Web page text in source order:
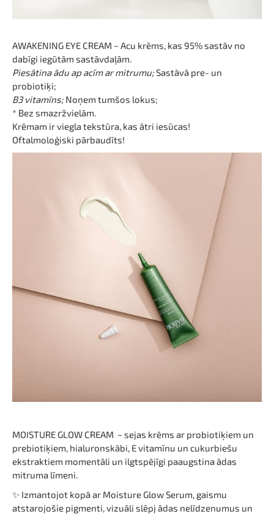
AWAKENING EYE CREAM ~ Acu krēms, kas 95% sastāv no
dabīgi iegūtām sastāvdaļām.
Piesātina ādu ap acīm ar mitrumu;Sastāvā pre- un
probiotiķi;
B3 vitamīns; Noņem tumšos lokus;
* Bez smazržvielām.
Krēmam ir viegla tekstūra, kas ātri iesūcas!
Oftalmoloģiski pārbaudīts!
MOISTURE GLOW CREAM ~ sejas krēms ar probiotiķiem un
prebiotiķiem, hialuronskābi, E vitamīnu un cukurbiešu
ekstraktiem momentāli un ilgtspējīgi paaugstina ādas
mitruma līmeni.
✨ Izmantojot kopā ar Moisture Glow Serum, gaismu
atstarojošie pigmenti, vizuāli slēpj ādas nelīdzenumus un